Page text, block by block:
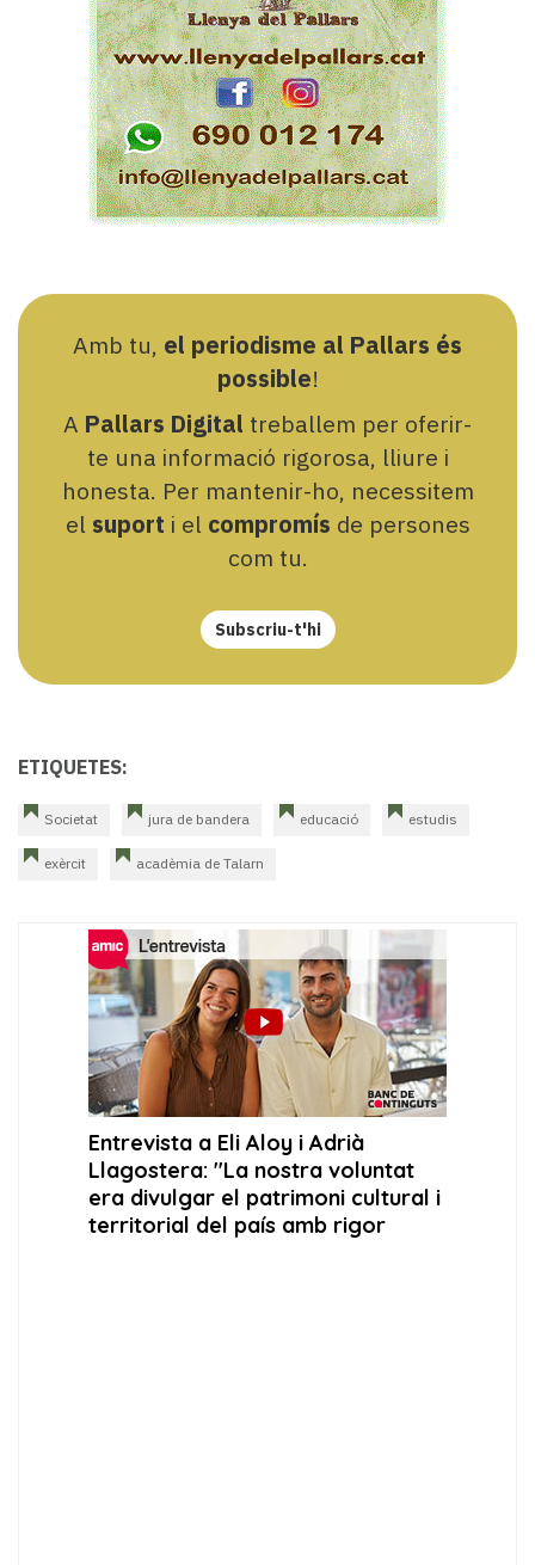
Amb tu, el periodisme al Pallars és
possible!
A Pallars Digital treballem per oferir-
te una informació rigorosa, lliure i
honesta. Per mantenir-ho, necessitem
el suport i el compromís de persones
com tu.
Subscriu-t'hi
ETIQUETES:
Societat jura de bandera educació estudis
exèrcit acadèmia de Talarn